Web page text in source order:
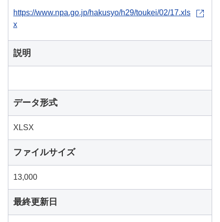
https://www.npa.go.jp/hakusyo/h29/toukei/02/17.xls
x
説明
データ形式
XLSX
ファイルサイズ
13,000
最終更新日